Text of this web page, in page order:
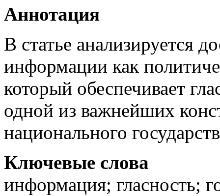
Аннотация
В статье анализируется
информации как
который обеспечивает
одной из важнейших
национального
Ключевые слова
информация; гласность;